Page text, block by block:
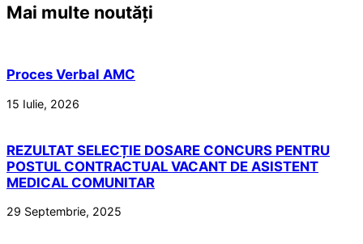
Mai multe noutăți
Proces Verbal AMC
15 Iulie, 2026
REZULTAT SELECȚIE DOSARE CONCURS PENTRU
POSTUL CONTRACTUAL VACANT DE ASISTENT
MEDICAL COMUNITAR
29 Septembrie, 2025